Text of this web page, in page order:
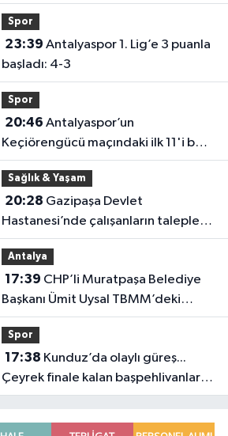
Spor
23:39
başladı: 4-3
Spor
20:46
Keçiörengücü maçındaki ilk 11'i belli
oldu!
Sağlık & Yaşam
20:28
Hastanesi’nde çalışanların talepleri
masaya yatırıldı
Antalya
17:39
Başkanı Ümit Uysal TBMM’deki
yasaya tepki gösterdi
Spor
17:38
Çeyrek finale kalan başpehlivanlar
belli oldu